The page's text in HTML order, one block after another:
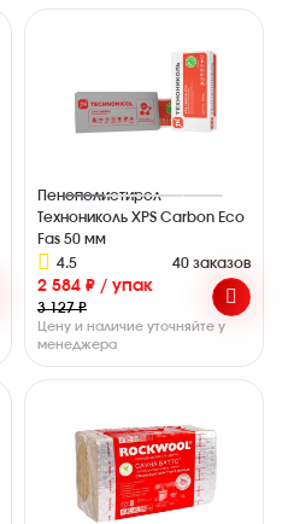
Пенополистирол
Технониколь XPS Carbon Eco
Fas 50 мм
4.5
40 заказов
2 584 ₽ / упак
3 127 ₽
Цену и наличие уточняйте у
менеджера